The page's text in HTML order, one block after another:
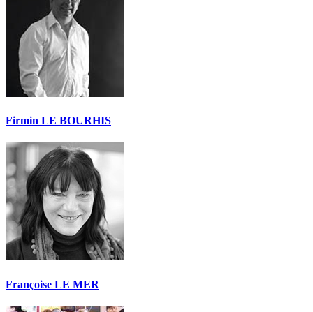
Firmin LE BOURHIS
Françoise LE MER